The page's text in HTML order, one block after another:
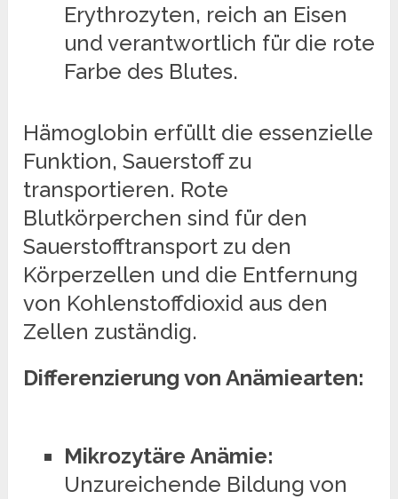
Erythrozyten, reich an Eisen
und verantwortlich für die rote
Farbe des Blutes.
Hämoglobin erfüllt die essenzielle
Funktion, Sauerstoff zu
transportieren. Rote
Blutkörperchen sind für den
Sauerstofftransport zu den
Körperzellen und die Entfernung
von Kohlenstoffdioxid aus den
Zellen zuständig.
Differenzierung von Anämiearten:
Mikrozytäre Anämie:
Unzureichende Bildung von